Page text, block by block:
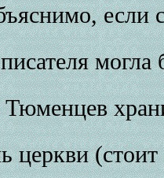
если
Тюменцев
церкви